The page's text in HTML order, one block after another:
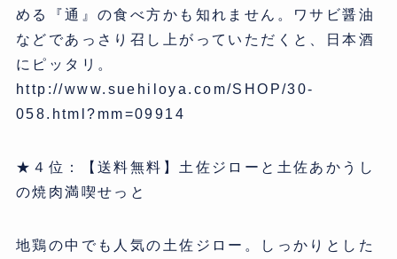
める『通』の食べ方かも知れません。ワサビ醤油
などであっさり召し上がっていただくと、日本酒
にピッタリ。
http://www.suehiloya.com/SHOP/30-
058.html?mm=09914
★４位：【送料無料】土佐ジローと土佐あかうし
の焼肉満喫せっと
地鶏の中でも人気の土佐ジロー。しっかりとした